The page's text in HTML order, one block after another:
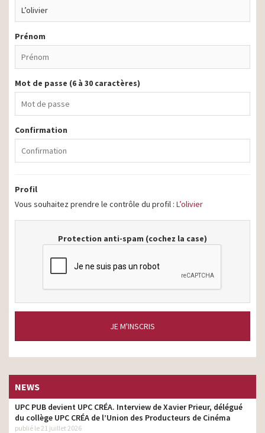
Prénom
Mot de passe (6 à 30 caractères)
Confirmation
Profil
Vous souhaitez prendre le contrôle du profil : L’olivier
Protection anti-spam (cochez la case)
JE M'INSCRIS
NEWS
UPC PUB devient UPC CRÉA. Interview de Xavier Prieur, délégué
du collège UPC CRÉA de l’Union des Producteurs de Cinéma
publié le 21 juillet 2026